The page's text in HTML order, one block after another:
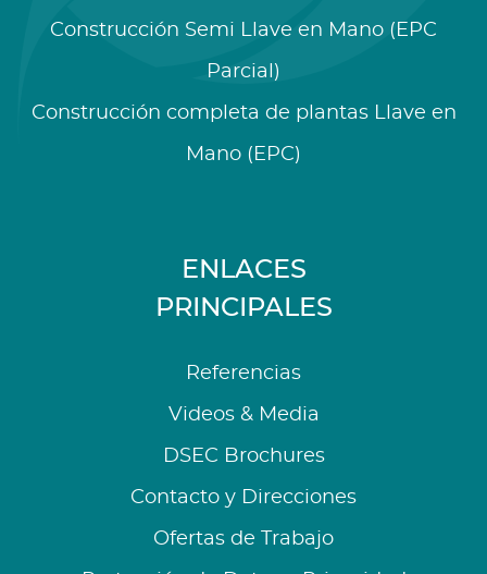
Construcción Semi Llave en Mano (EPC
Parcial)
Construcción completa de plantas Llave en
Mano (EPC)
ENLACES
PRINCIPALES
Referencias
Videos & Media
DSEC Brochures
Contacto y Direcciones
Ofertas de Trabajo